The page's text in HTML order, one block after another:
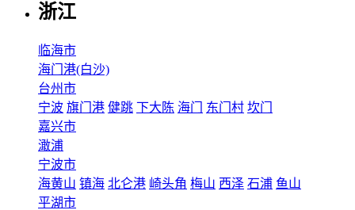
浙江
临海市
海门港(白沙)
台州市
宁波 旗门港 健跳 下大陈 海门 东门村 坎门
嘉兴市
澉浦
宁波市
海黄山 镇海 北仑港 崎头角 梅山 西泽 石浦 鱼山
平湖市